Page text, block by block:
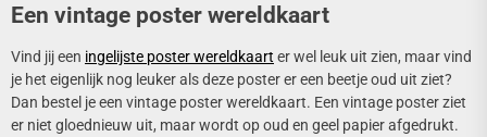
Een vintage poster wereldkaart
Vind jij een ingelijste poster wereldkaart er wel leuk uit zien, maar vind
je het eigenlijk nog leuker als deze poster er een beetje oud uit ziet?
Dan bestel je een vintage poster wereldkaart. Een vintage poster ziet
er niet gloednieuw uit, maar wordt op oud en geel papier afgedrukt.